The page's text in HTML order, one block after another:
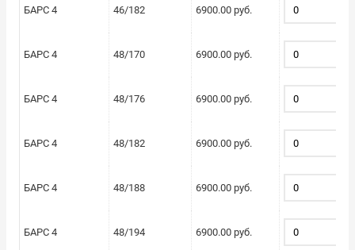
БАРС 4 46/182 6900.00 руб.
БАРС 4 48/170 6900.00 руб.
БАРС 4 48/176 6900.00 руб.
БАРС 4 48/182 6900.00 руб.
БАРС 4 48/188 6900.00 руб.
БАРС 4 48/194 6900.00 руб.